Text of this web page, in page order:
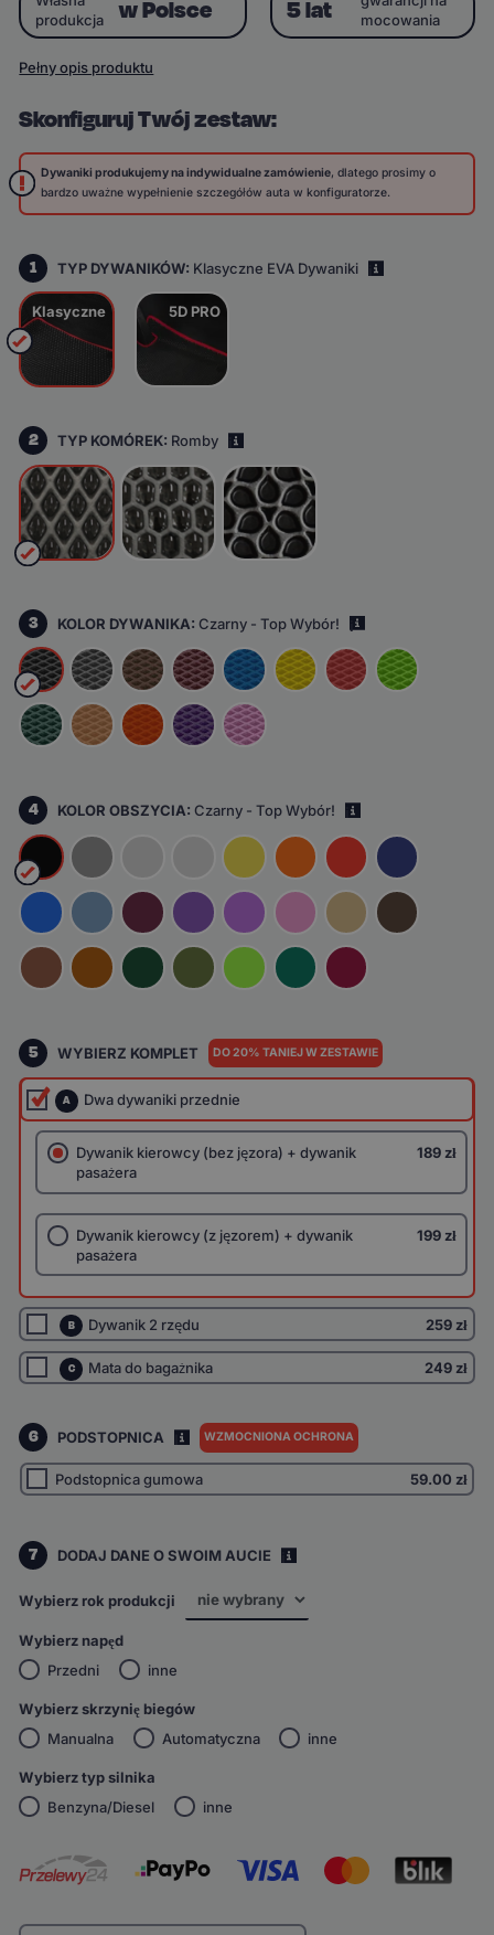
Skonfiguruj Twój zestaw:
Dywaniki produkujemy na indywidualne zamówienie, dlatego prosimy o
bardzo uważne wypełnienie szczegółów auta w konfiguratorze.
1 TYP DYWANIKÓW: Klasyczne EVA Dywaniki
Klasyczne 5D PRO
2 TYP KOMÓREK: Romby
3 KOLOR DYWANIKA:Czarny - Top Wybór! i
4 KOLOR OBSZYCIA:Czarny - Top Wybór!
5 WYBIERZ KOMPLET DO 20% TANIEJ W ZESTAWIE
A Dwa dywaniki przednie
Dywanik kierowcy (bez jęzora) + dywanik
pasażera
189 zł
Dywanik kierowcy (z jęzorem) + dywanik
pasażera
199 zł
B Dywanik 2 rzędu 259 zł
C Mata do bagażnika 249 zł
6 PODSTOPNICA WZMOCNIONA OCHRONA
Podstopnica gumowa 59.00 zł
7 DODAJ DANE O SWOIM AUCIE
Wybierz rok produkcji
Wybierz napęd
Przedni
inne
Wybierz skrzynię biegów
Manualna
Automatyczna inne
Wybierz typ silnika
Benzyna/Diesel
inne
produkcja
w Polsce 5 lat
mocowania
Pełny opis produktu